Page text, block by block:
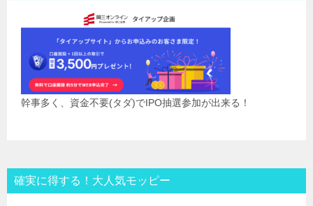
幹事多く、資金不要(タダ)でIPO抽選参加が出来る！
確実に得する！大人気モッピー